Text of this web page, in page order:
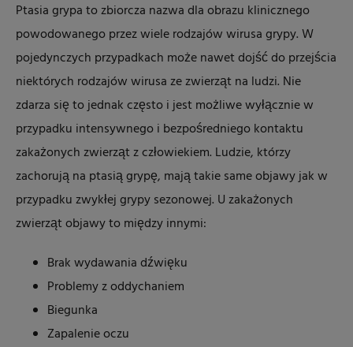
Ptasia grypa to zbiorcza nazwa dla obrazu klinicznego
powodowanego przez wiele rodzajów wirusa grypy. W
pojedynczych przypadkach może nawet dojść do przejścia
niektórych rodzajów wirusa ze zwierząt na ludzi. Nie
zdarza się to jednak często i jest możliwe wyłącznie w
przypadku intensywnego i bezpośredniego kontaktu
zakażonych zwierząt z człowiekiem. Ludzie, którzy
zachorują na ptasią grypę, mają takie same objawy jak w
przypadku zwykłej grypy sezonowej. U zakażonych
zwierząt objawy to między innymi:
Brak wydawania dźwięku
Problemy z oddychaniem
Biegunka
Zapalenie oczu